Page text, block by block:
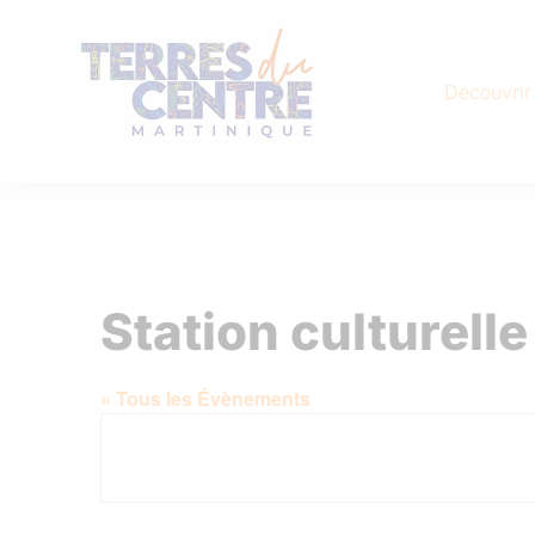
Découvrir
Station culturelle
« Tous les Évènements